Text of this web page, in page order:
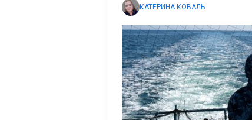
КАТЕРИНА КОВАЛЬ